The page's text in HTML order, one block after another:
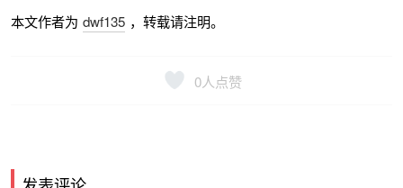
本文作者为 dwf135 ，转载请注明。
0人点赞